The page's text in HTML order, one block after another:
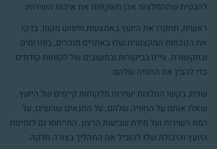
להבטיח שההמלצות אכן משקפות את איכות השירות:
ראשית, תחקרו את היועץ באמצעות חיפוש מקוון. בדקו
את הנוכחות המקצועית שלו באתרים מוכרים, בפורומים
ובתקשורת. עיינו בביקורות ובמשובים של לקוחות קודמים
כדי להבין את החוויה שלהם.
שנית, בקשו המלצות ישירות מלקוחות קיימים של היועץ.
שאלו אותם על החוויה שלהם, על התנאים שהשיגו, על
רמת השירות ועל מידת שביעות הרצון. התייחסו גם לזמינות
היועץ והיכולת שלו להוביל את התהליך בצורה חלקה.